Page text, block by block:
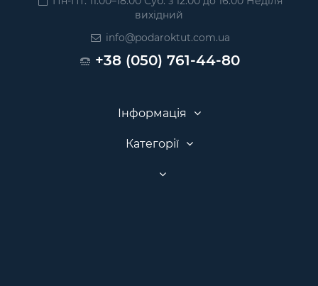
вихідний
info@podaroktut.com.ua
+38 (050) 761-44-80
Інформація
Категорії